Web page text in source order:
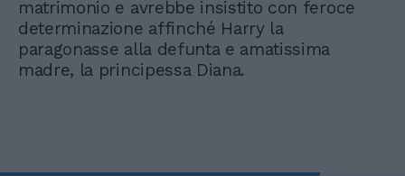
matrimonio e avrebbe insistito con feroce
determinazione affinché Harry la
paragonasse alla defunta e amatissima
madre, la principessa Diana.